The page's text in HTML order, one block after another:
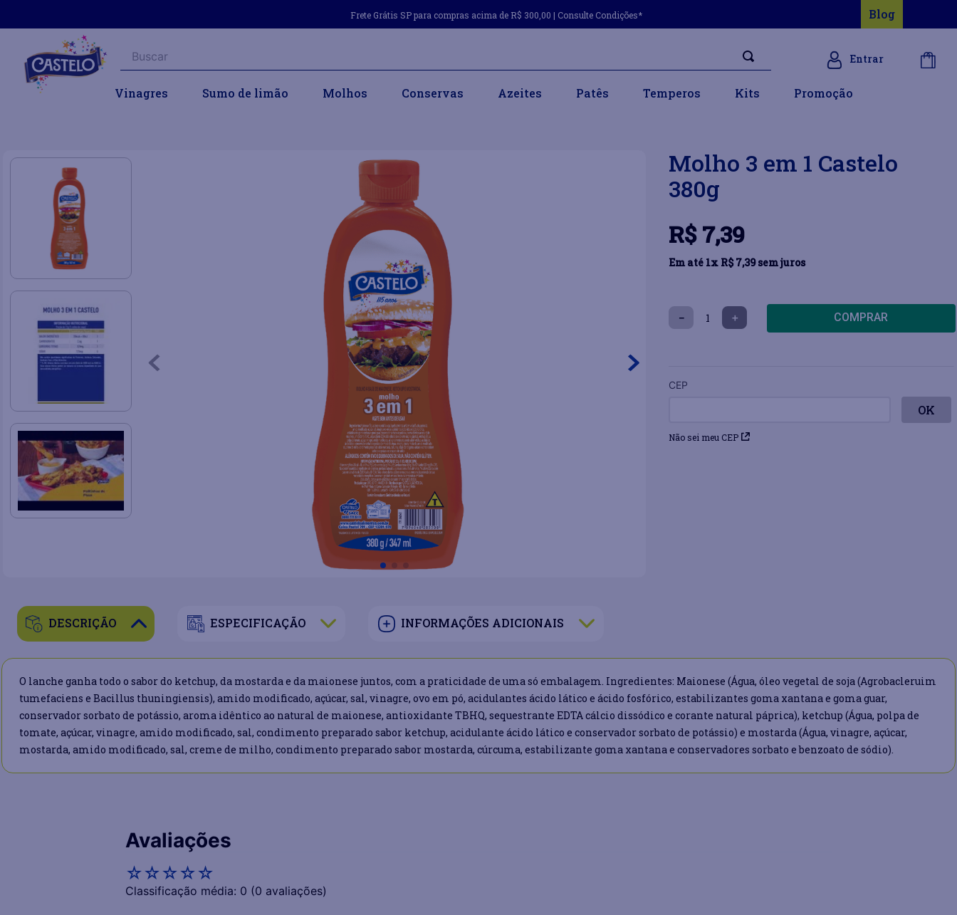
Frete Grátis SP para compras acima de R$ 300,00 | Consulte Condições* Blog
Buscar
Entrar
Vinagres Sumo de limão Molhos Conservas Azeites Patês Temperos Kits Promoção
Molho 3 em 1 Castelo
380g
R$ 7,39
Em até 1x R$ 7,39sem juros
＋
－ COMPRAR
CEP
Não sei meu CEP
DESCRIÇÃO ESPECIFICAÇÃO INFORMAÇÕES ADICIONAIS
O lanche ganha todo o sabor do ketchup, da mostarda e da maionese juntos, com a praticidade de uma só embalagem. Ingredientes: Maionese (Água, óleo vegetal de soja (Agrobacleruim
tumefaciens e Bacillus thuningiensis), amido modificado, açúcar, sal, vinagre, ovo em pó, acidulantes ácido lático e ácido fosfórico, estabilizantes goma xantana e goma guar,
conservador sorbato de potássio, aroma idêntico ao natural de maionese, antioxidante TBHQ, sequestrante EDTA cálcio dissódico e corante natural páprica), ketchup (Água, polpa de
tomate, açúcar, vinagre, amido modificado, sal, condimento preparado sabor ketchup, acidulante ácido lático e conservador sorbato de potássio) e mostarda (Água, vinagre, açúcar,
mostarda, amido modificado, sal, creme de milho, condimento preparado sabor mostarda, cúrcuma, estabilizante goma xantana e conservadores sorbato e benzoato de sódio).
Avaliações
☆☆☆☆☆
Classificação média: 0 (0 avaliações)